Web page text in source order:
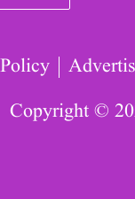
Copyright ©